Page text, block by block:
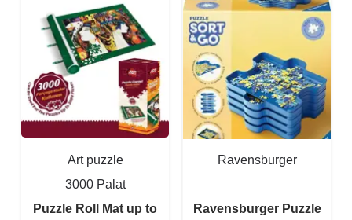
Art puzzle
3000 Palat
Puzzle Roll Mat up to
Ravensburger
Ravensburger Puzzle